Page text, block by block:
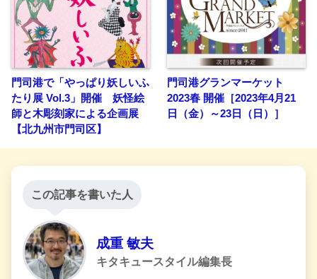
門司港で「やっぱり妖しいふ
たり展 Vol.3」開催 妖怪絵
師と木彫刻家による企画展
【北九州市門司区】
門司港グランマーケット
2023春 開催［2023年4月21
日（金）～23日（日）］
この記事を書いた人
成重 敏夫
キタキュースタイル編集長